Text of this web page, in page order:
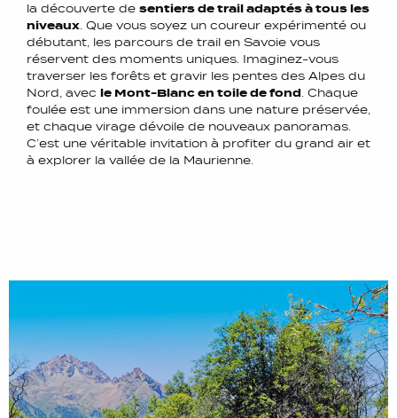
la découverte de sentiers de trail adaptés à tous les
niveaux . Que vous soyez un coureur expérimenté ou
débutant, les parcours de trail en Savoie vous
réservent des moments uniques. Imaginez-vous
traverser les forêts et gravir les pentes des Alpes du
Nord, avec le Mont-Blanc en toile de fond . Chaque
foulée est une immersion dans une nature préservée,
et chaque virage dévoile de nouveaux panoramas.
C’est une véritable invitation à profiter du grand air et
à explorer la vallée de la Maurienne.